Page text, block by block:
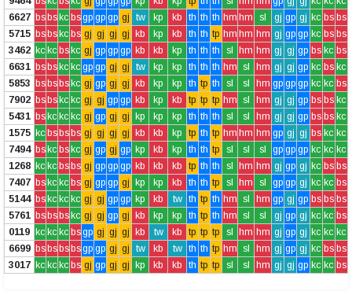
6627 bsbskc bsgp gp gp gj tw kp kb th th th hm hm sl gj gp gj kc bs bs
5715 bsbskc bs gj gj gj gj kb kp kb th th tp hm hm hm gj gp gp kc bs bs
3462 kc kc bskc gj gp gp gp kb kb kp th th th sl hm hm gj gj gp bs kc bs
6631 bsbskc kc gp gp gj gj tw kp kp th th th hm sl hm gj gj gp kc bs kc
5853 bsbsbskc gj gp gj gj kb kp kp th tp th sl sl hm gp gp gp kc kc bs
7902 bsbskc kc gj gj gp gp kb kp kb tp tp tp hm sl hm gj gj gp bs bs kc
5431 bskc kc kc gj gp gj gj kp kp kp th th th sl sl hm gj gj gp bs bs kc
1575 kc bsbsbs gj gj gj gj kb kb kp tp th tp hm hm hm gp gj gj bs kc kc
7494 bskc bskc gj gp gj gp kp kb kp th th tp sl sl sl gp gp gp kc kc kc
1268 kc kc bsbs gj gp gp gp kb kb kb tp th th sl hm hm gj gp gj kc bs bs
7407 bskc kc bs gj gp gp gj kp kp kb th th tp sl hm sl gp gp gj kc kc bs
5144 bskc kc kc gj gj gp gp kp kb tw th tp th hm sl hm gp gj gp bs bs bs
5761 bsbsbskc gj gj gp gj kb kp kp th tp th hm sl sl gj gp gj kc kc bs
0119 kc kc kc bsgp gj gj gj kb tw kb tp tp tp sl hm hm gj gp gj kc kc kc
6699 bsbsbsbsgp gp gj gj tw kb tw th th tp hm sl hm gj gp gj kc bs bs
3017 kc kc kc bs gj gp gj gj kp kb kb th tp tp sl sl hm gj gj gp kc kc bs